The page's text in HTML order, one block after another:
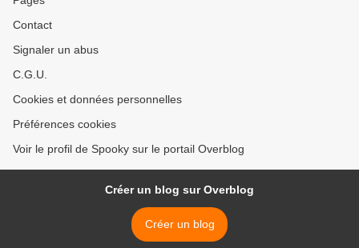
Contact
Signaler un abus
C.G.U.
Cookies et données personnelles
Préférences cookies
Voir le profil de Spooky sur le portail Overblog
Créer un blog sur Overblog
Créer un blog